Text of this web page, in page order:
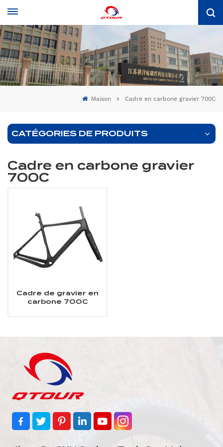
Maison Cadre en carbone gravier 700C
CATÉGORIES DE PRODUITS
Cadre en carbone gravier
700C
Cadre de gravier en
carbone 700C